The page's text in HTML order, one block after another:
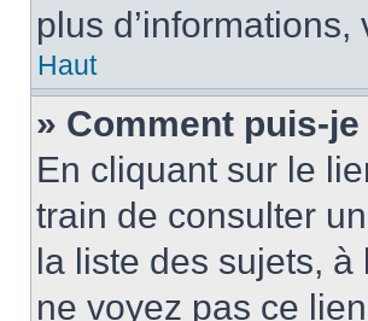
plus
Haut
» Comment puis-
En cliquant sur le
train de consulter
la liste des sujets,
ne voyez pas ce